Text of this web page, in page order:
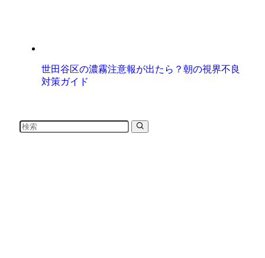
世田谷区の濃霧注意報が出たら？朝の視界不良
対策ガイド